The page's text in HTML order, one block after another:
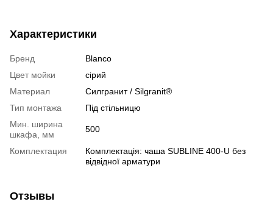
Характеристики
Бренд
Blanco
Цвет мойки
сірий
Материал
Cилгранит / Silgranit®
Тип монтажа
Під стільницю
Мин. ширина
шкафа, мм
500
Комплектация
Комплектація: чаша SUBLINE 400-U без
відвідної арматури
Отзывы